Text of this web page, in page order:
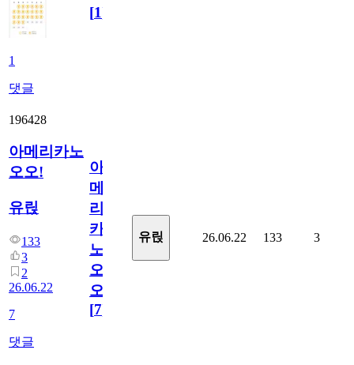
1
댓글
[1]
196428
아메리카노
오오!
유릱
133
3
2
26.06.22
7
댓글
아
메
리
카
노
오
오!
[7]
유릱 26.06.22 133 3